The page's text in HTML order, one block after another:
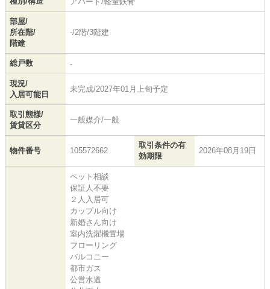
部屋/
所在階/
階建
-/2階/3階建
総戸数 -
現況/
入居可能日
未完成/2027年01月上旬予定
取引態様/
賃貸区分
一般媒介/一般
物件番号 105572662
取引条件の有
効期限
2026年08月19日
ペット相談
保証人不要
２人入居可
カップル向け
新婚さん向け
室内洗濯機置場
フローリング
バルコニー
都市ガス
公営水道